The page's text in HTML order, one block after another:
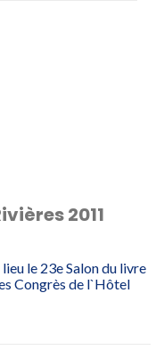
2011
le 23e Salon du livre
Congrès de l`Hôtel